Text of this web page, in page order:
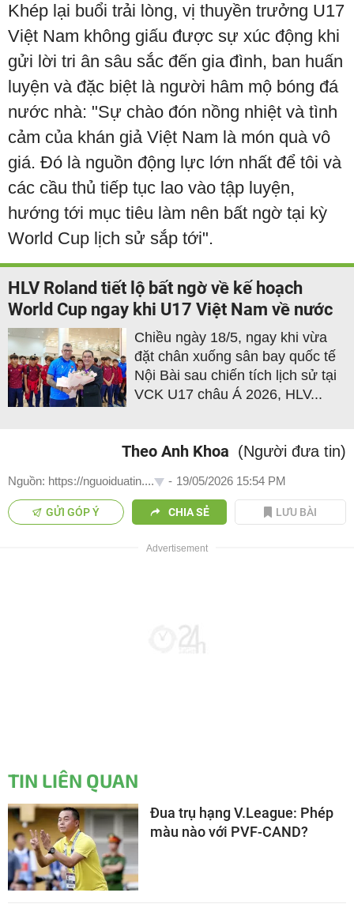
Khép lại buổi trải lòng, vị thuyền trưởng U17
Việt Nam không giấu được sự xúc động khi
gửi lời tri ân sâu sắc đến gia đình, ban huấn
luyện và đặc biệt là người hâm mộ bóng đá
nước nhà: "Sự chào đón nồng nhiệt và tình
cảm của khán giả Việt Nam là món quà vô
giá. Đó là nguồn động lực lớn nhất để tôi và
các cầu thủ tiếp tục lao vào tập luyện,
hướng tới mục tiêu làm nên bất ngờ tại kỳ
World Cup lịch sử sắp tới".
HLV Roland tiết lộ bất ngờ về kế hoạch
World Cup ngay khi U17 Việt Nam về nước
Chiều ngày 18/5, ngay khi vừa
đặt chân xuống sân bay quốc tế
Nội Bài sau chiến tích lịch sử tại
VCK U17 châu Á 2026, HLV...
Theo Anh Khoa (Người đưa tin)
Nguồn: https://nguoiduatin.... - 19/05/2026 15:54 PM
GỬI GÓP Ý CHIA SẺ LƯU BÀI
TIN LIÊN QUAN
Đua trụ hạng V.League: Phép
màu nào với PVF-CAND?